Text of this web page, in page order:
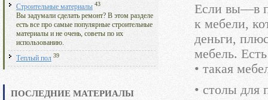
Строительные материалы 43
Вы задумали сделать ремонт? В этом разделе
есть все про самые популярные строительные
материалы и не очень, советы по их
использованию.
Теплый пол 39
ПОСЛЕДНИЕ МАТЕРИАЛЫ
Если вы—в
к мебели,
деньги,
мебель.
• такая
• столы для